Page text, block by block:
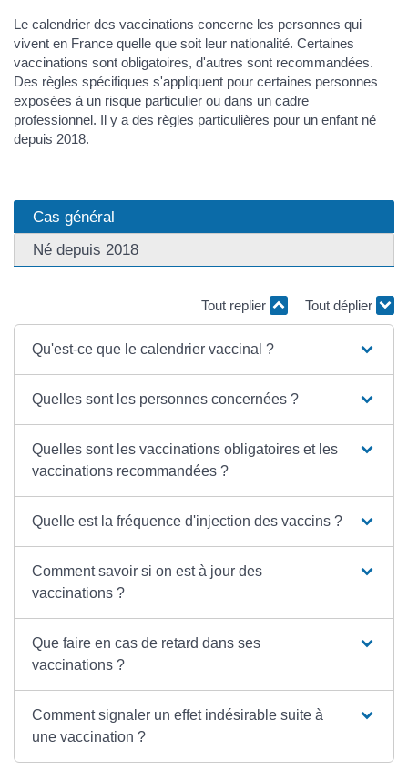
Le calendrier des vaccinations concerne les personnes qui
vivent en France quelle que soit leur nationalité. Certaines
vaccinations sont obligatoires, d'autres sont recommandées.
Des règles spécifiques s'appliquent pour certaines personnes
exposées à un risque particulier ou dans un cadre
professionnel. Il y a des règles particulières pour un enfant né
depuis 2018.
Cas général
Né depuis 2018
Tout replier Tout déplier
Qu'est-ce que le calendrier vaccinal ?
Quelles sont les personnes concernées ?
Quelles sont les vaccinations obligatoires et les
vaccinations recommandées ?
Quelle est la fréquence d'injection des vaccins ?
Comment savoir si on est à jour des
vaccinations ?
Que faire en cas de retard dans ses
vaccinations ?
Comment signaler un effet indésirable suite à
une vaccination ?